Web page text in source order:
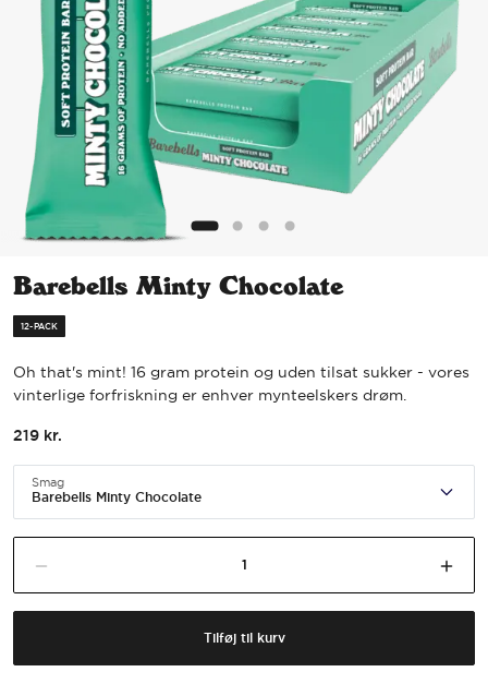
Barebells Minty Chocolate
12-PACK
Oh that's mint! 16 gram protein og uden tilsat sukker - vores
vinterlige forfriskning er enhver mynteelskers drøm.
219 kr.
Smag
Barebells Minty Chocolate
Fald tilføj til indkøbskurv mængde
Minty
Chocolate
antal
Tilføj til kurv